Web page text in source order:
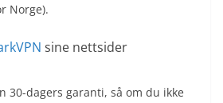
Norge).
sine nettsider
30-dagers garanti, så om du ikke